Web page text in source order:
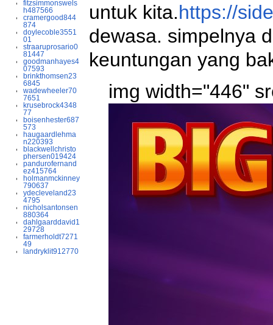
fitzsimmonswels
h487566
cramergood844
874
doylecoble3551
01
straaruprosario0
81447
goodmanhayes4
07593
brinkthomsen23
6845
wadewheeler70
7651
krusebrock4348
77
boisenhester687
573
haugaardlehma
n220393
blackwellchristo
phersen019424
pandurofernand
ez415764
holmanmckinney
790637
ydecleveland23
4795
nicholsantonsen
880364
dahlgaarddavid1
29728
farmerholdt7271
49
landryklit912770
untuk kita.https://
dewasa. simpelnya
keuntungan yang
img width="446"